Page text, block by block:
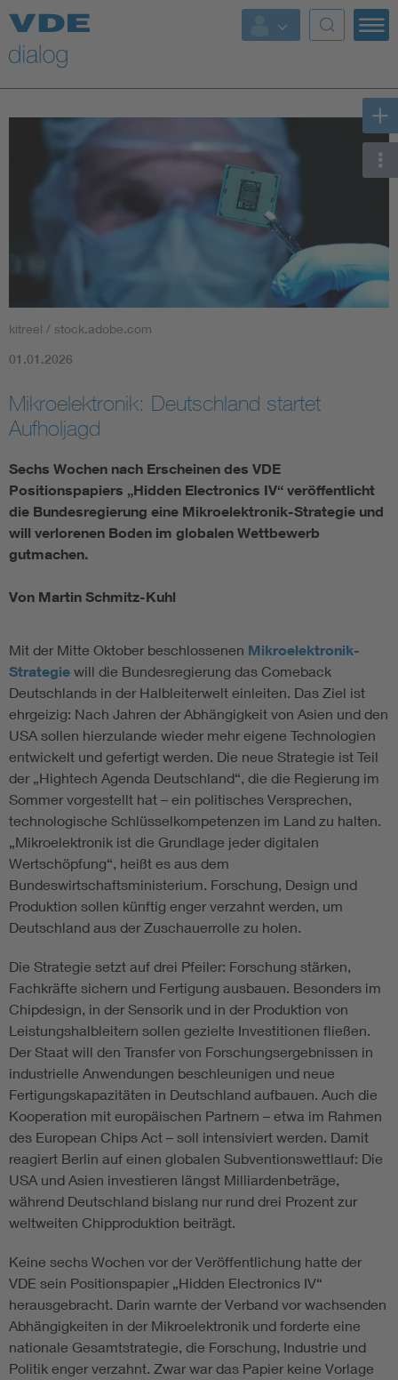
kitreel / stock.adobe.com
01.01.2026
Mikroelektronik: Deutschland startet
Aufholjagd
Sechs Wochen nach Erscheinen des VDE
Positionspapiers „Hidden Electronics IV“ veröffentlicht
die Bundesregierung eine Mikroelektronik-Strategie und
will verlorenen Boden im globalen Wettbewerb
gutmachen.
Von Martin Schmitz-Kuhl
Mit der Mitte Oktober beschlossenen Mikroelektronik-
Strategie will die Bundesregierung das Comeback
Deutschlands in der Halbleiterwelt einleiten. Das Ziel ist
ehrgeizig: Nach Jahren der Abhängigkeit von Asien und den
USA sollen hierzulande wieder mehr eigene Technologien
entwickelt und gefertigt werden. Die neue Strategie ist Teil
der „Hightech Agenda Deutschland“, die die Regierung im
Sommer vorgestellt hat – ein politisches Versprechen,
technologische Schlüsselkompetenzen im Land zu halten.
„Mikroelektronik ist die Grundlage jeder digitalen
Wertschöpfung“, heißt es aus dem
Bundeswirtschaftsministerium. Forschung, Design und
Produktion sollen künftig enger verzahnt werden, um
Deutschland aus der Zuschauerrolle zu holen.
Die Strategie setzt auf drei Pfeiler: Forschung stärken,
Fachkräfte sichern und Fertigung ausbauen. Besonders im
Chipdesign, in der Sensorik und in der Produktion von
Leistungshalbleitern sollen gezielte Investitionen fließen.
Der Staat will den Transfer von Forschungsergebnissen in
industrielle Anwendungen beschleunigen und neue
Fertigungskapazitäten in Deutschland aufbauen. Auch die
Kooperation mit europäischen Partnern – etwa im Rahmen
des European Chips Act – soll intensiviert werden. Damit
reagiert Berlin auf einen globalen Subventionswettlauf: Die
USA und Asien investieren längst Milliardenbeträge,
während Deutschland bislang nur rund drei Prozent zur
weltweiten Chipproduktion beiträgt.
Keine sechs Wochen vor der Veröffentlichung hatte der
VDE sein Positionspapier „Hidden Electronics IV“
herausgebracht. Darin warnte der Verband vor wachsenden
Abhängigkeiten in der Mikroelektronik und forderte eine
nationale Gesamtstrategie, die Forschung, Industrie und
Politik enger verzahnt. Zwar war das Papier keine Vorlage